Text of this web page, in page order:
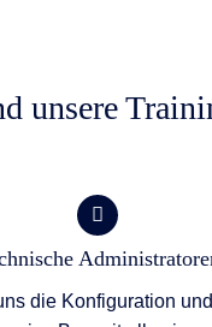
unsere
die Konfiguration